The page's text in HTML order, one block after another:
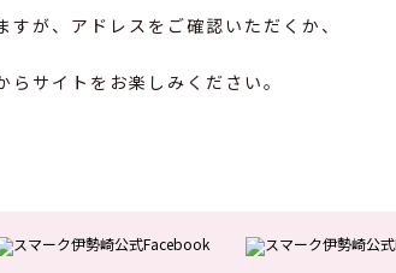
すが、アドレスをご確認いただくか、
らサイトをお楽しみください。